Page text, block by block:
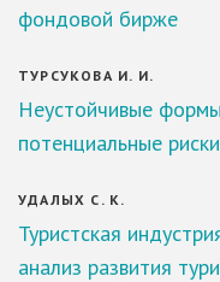
фондовой бирже
ТУРСУКОВА И. И.
Неустойчивые
потенциальные
УДАЛЫХ С. К.
Туристская
анализ развития